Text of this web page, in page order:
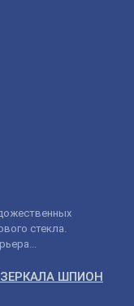
стекла.
ШПИОН